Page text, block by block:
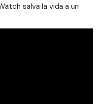
salva la vida a un